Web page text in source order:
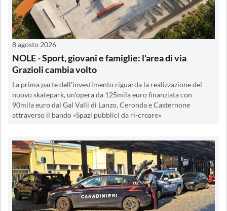
8 agosto 2026
NOLE - Sport, giovani e famiglie: l'area di via
Grazioli cambia volto
La prima parte dell'investimento riguarda la realizzazione del
nuovo skatepark, un'opera da 125mila euro finanziata con
90mila euro dal Gal Valli di Lanzo, Ceronda e Casternone
attraverso il bando «Spazi pubblici da ri-creare»